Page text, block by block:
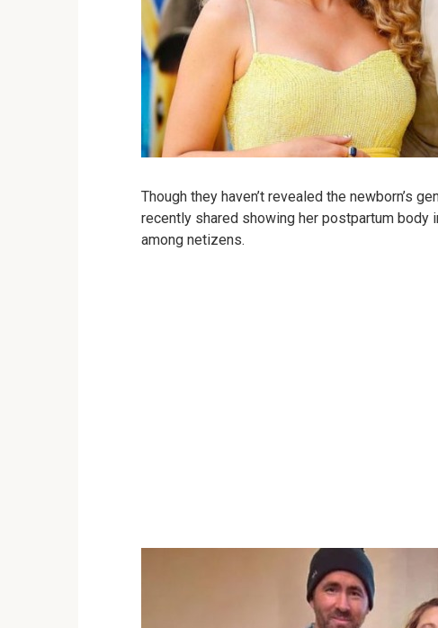
Though they haven’t revealed the newborn’s
recently shared showing her postpartum
among netizens.